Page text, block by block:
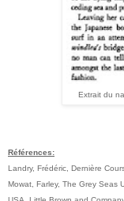
Extrait du
Références:
Landry, Frédéric, Dernière
Mowat, Farley, The Grey Seas